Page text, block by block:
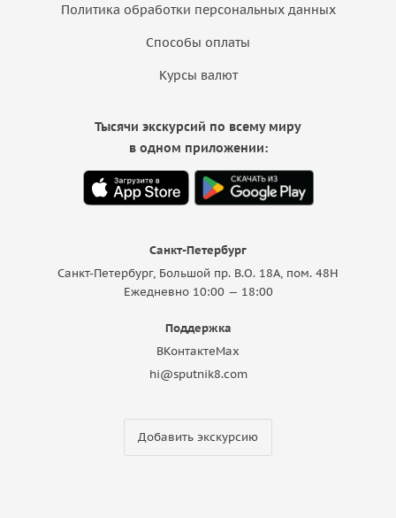
Политика обработки персональных данных
Способы оплаты
Курсы валют
Санкт-Петербург
Санкт-Петербург, Большой пр. В.О. 18A, пом. 48Н
Ежедневно 10:00 — 18:00
Поддержка
ВКонтактеMax
hi@sputnik8.com
Добавить экскурсию
Тысячи экскурсий по всему миру
в одном приложении: